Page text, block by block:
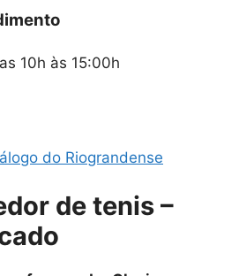
10h às 15:00h
do Riograndense
de tenis –